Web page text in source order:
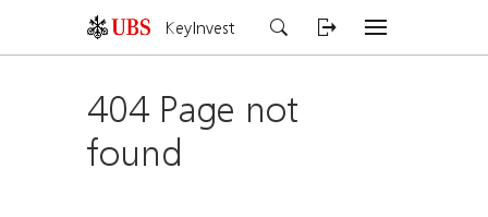
KeyInvest
404 Page not
found